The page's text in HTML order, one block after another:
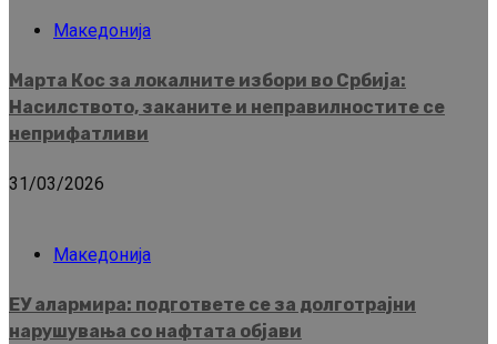
Македонија
Марта Кос за локалните избори во Србија:
Насилството, заканите и неправилностите се
неприфатливи
31/03/2026
Македонија
ЕУ алармира: подгответе се за долготрајни
нарушувања со нафтата објави